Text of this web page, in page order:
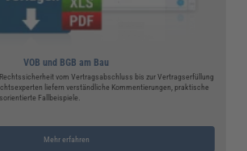
VOB und BGB am Bau
vom Vertragsabschluss bis zur Vertragserfüllung
liefern verständliche Kommentierungen, praktische
Fallbeispiele.
Mehr erfahren